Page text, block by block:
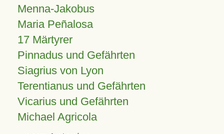
Menna-Jakobus
Maria Peñalosa
17 Märtyrer
Pinnadus und Gefährten
Siagrius von Lyon
Terentianus und Gefährten
Vicarius und Gefährten
Michael Agricola